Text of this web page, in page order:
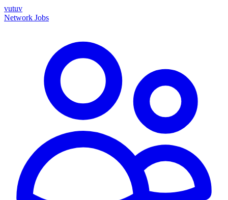
vutuv
Network Jobs